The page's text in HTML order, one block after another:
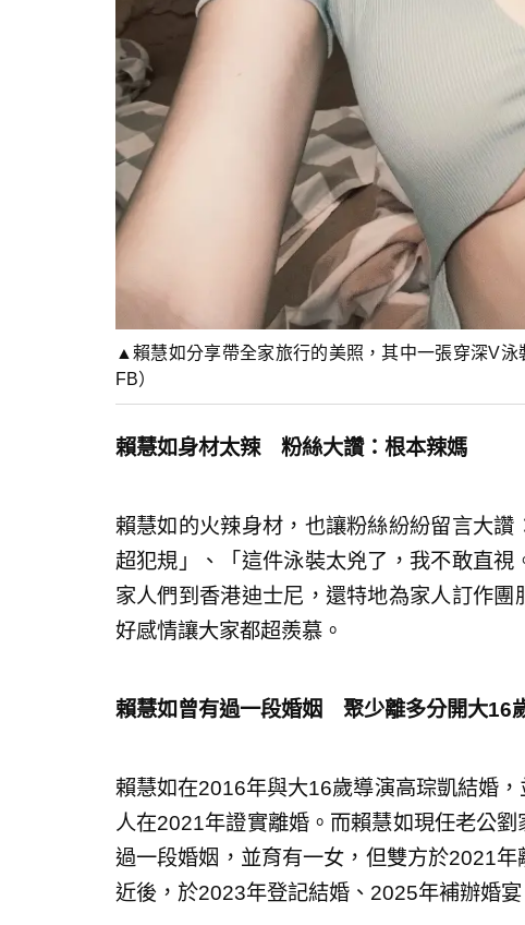
▲賴慧如分享帶全家旅行的美照，其中一張穿深V
FB）
賴慧如身材太辣 粉絲大讚：根本辣媽
賴慧如的火辣身材，也讓粉絲紛紛留言大讚
超犯規」、「這件泳裝太兇了，我不敢直
家人們到香港迪士尼，還特地為家人訂作
好感情讓大家都超羨慕。
賴慧如曾有過一段婚姻 聚少離多分開大16
賴慧如在2016年與大16歲導演高琮凱結婚
人在2021年證實離婚。而賴慧如現任老公
過一段婚姻，並育有一女，但雙方於2021
近後，於2023年登記結婚、2025年補辦婚